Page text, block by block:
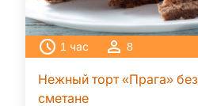
1 час 8
Нежный торт «Прага»
сметане